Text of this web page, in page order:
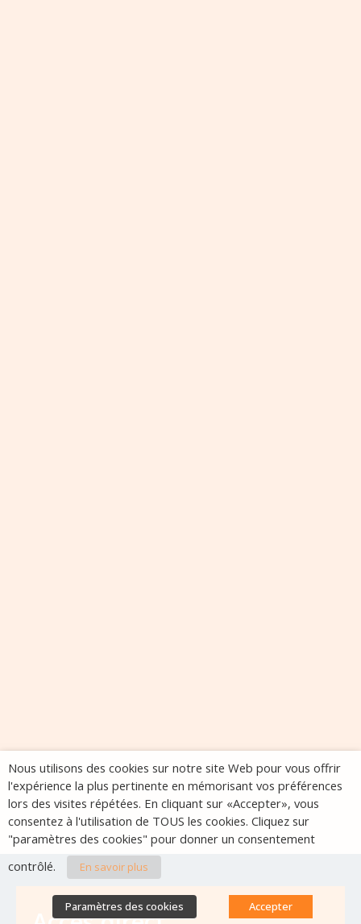
Nous utilisons des cookies sur notre site Web pour vous offrir
l'expérience la plus pertinente en mémorisant vos préférences
lors des visites répétées. En cliquant sur «Accepter», vous
consentez à l'utilisation de TOUS les cookies. Cliquez sur
"paramètres des cookies" pour donner un consentement
contrôlé.
En savoir plus
Paramètres des cookies Accepter